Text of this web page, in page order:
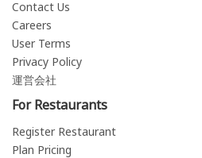
Contact Us
Careers
User Terms
Privacy Policy
運営会社
For Restaurants
Register Restaurant
Plan Pricing